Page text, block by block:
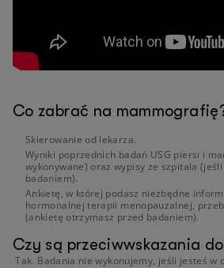
Co zabrać na
Skierowanie od lekarza.
Wyniki poprzednich badań USG piersi i
wykonywane) oraz wypisy ze szpitala (jeśli
badaniem).
Ankietę, w której podasz niezbędne
hormonalnej terapii menopauzalnej,
(ankietę otrzymasz przed badaniem).
Czy są przeciwwskazania
Tak. Badania nie wykonujemy, jeśli jesteś w